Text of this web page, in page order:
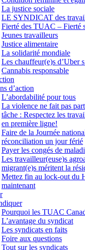
La justice sociale
LE SYNDICAT des
Fierté des TUAC – Fierté
Jeunes travailleurs
Justice alimentaire
La solidarité mondiale
Les chauffeur(e)s d’Uber
Cannabis responsable
d’action
L’abordabilité pour tous
La violence ne fait pas
tâche : Respectez les
en première ligne!
Faire de la Journée
réconciliation un jour férié
Payer les congés de
Les travailleur(euse)s
migrant(e)s méritent la
Mettez fin au lock-out du
maintenant
Pourquoi les TUAC
L’avantage du syndicat
Les syndicats en faits
Foire aux questions
Tout sur les syndicats